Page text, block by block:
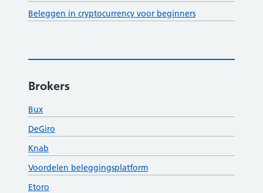
Beleggen in cryptocurrency voor beginners
Brokers
Bux
DeGiro
Knab
Voordelen beleggingsplatform
Etoro